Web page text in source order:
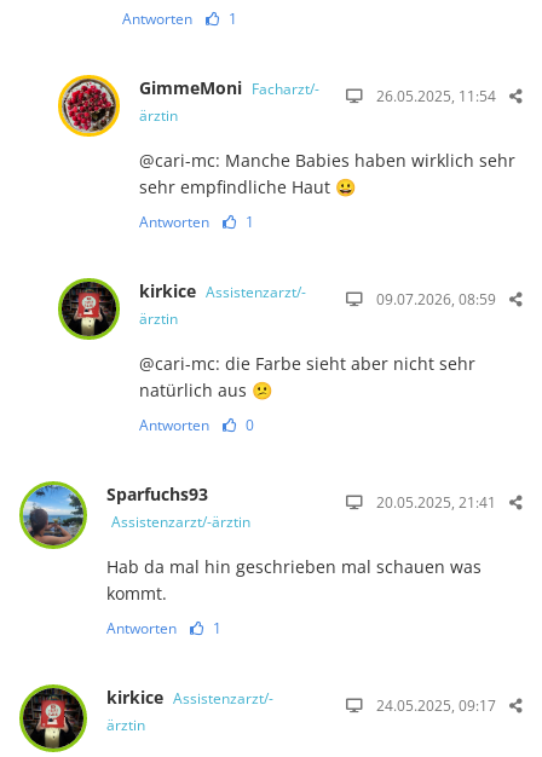
Antworten 1
GimmeMoni Facharzt/-
ärztin
26.05.2025, 11:54
@cari-mc: Manche Babies haben wirklich sehr
sehr empfindliche Haut 😀
Antworten 1
kirkice Assistenzarzt/-
ärztin
09.07.2026, 08:59
@cari-mc: die Farbe sieht aber nicht sehr
natürlich aus 😕
Antworten 0
Sparfuchs93
Assistenzarzt/-ärztin
20.05.2025, 21:41
Hab da mal hin geschrieben mal schauen was
kommt.
Antworten 1
kirkice Assistenzarzt/-
ärztin
24.05.2025, 09:17